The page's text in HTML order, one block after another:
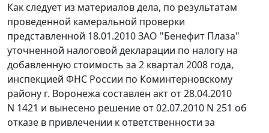
Как следует из материалов дела, по результатам
проведенной камеральной проверки
представленной 18.01.2010 ЗАО "Бенефит Плаза"
уточненной налоговой декларации по налогу на
добавленную стоимость за 2 квартал 2008 года,
инспекцией ФНС России по Коминтерновскому
району г. Воронежа составлен акт от 28.04.2010
N 1421 и вынесено решение от 02.07.2010 N 251 об
отказе в привлечении к ответственности за